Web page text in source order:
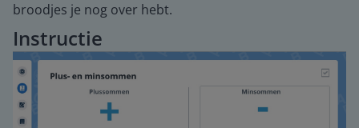
broodjes je nog over hebt.
Instructie